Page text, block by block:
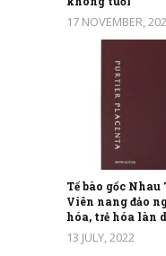
17 NOVEMBER,
Tế bào gốc
Viên nang đảo
hóa, trẻ hóa làn
13 JULY, 2022